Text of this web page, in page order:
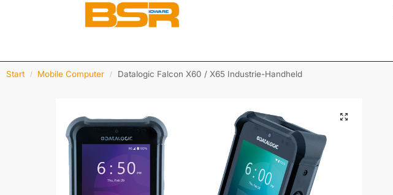
Start / Mobile Computer / Datalogic Falcon X60 / X65 Industrie-Handheld